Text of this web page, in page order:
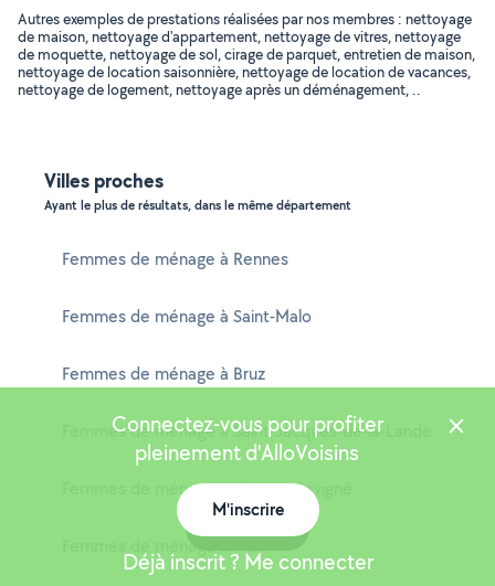
Autres exemples de prestations réalisées par nos membres : nettoyage
de maison, nettoyage d'appartement, nettoyage de vitres, nettoyage
de moquette, nettoyage de sol, cirage de parquet, entretien de maison,
nettoyage de location saisonnière, nettoyage de location de vacances,
nettoyage de logement, nettoyage après un déménagement, ..
Villes proches
Ayant le plus de résultats, dans le même département
Femmes de ménage à Rennes
Femmes de ménage à Saint-Malo
Femmes de ménage à Bruz
Femmes de ménage à Saint-Jacques-de-la-Lande
Femmes de ménage à Cesson-Sévigné
Connectez-vous pour profiter
pleinement d'AlloVoisins
M'inscrire
Déjà inscrit ? Me connecter